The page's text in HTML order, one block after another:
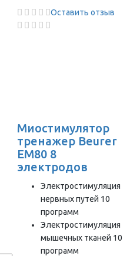
Оставить отзыв
Миостимулятор
тренажер Beurer
EM80 8
электродов
Электростимуляция
нервных путей 10
программ
Электростимуляция
мышечных тканей 10
программ